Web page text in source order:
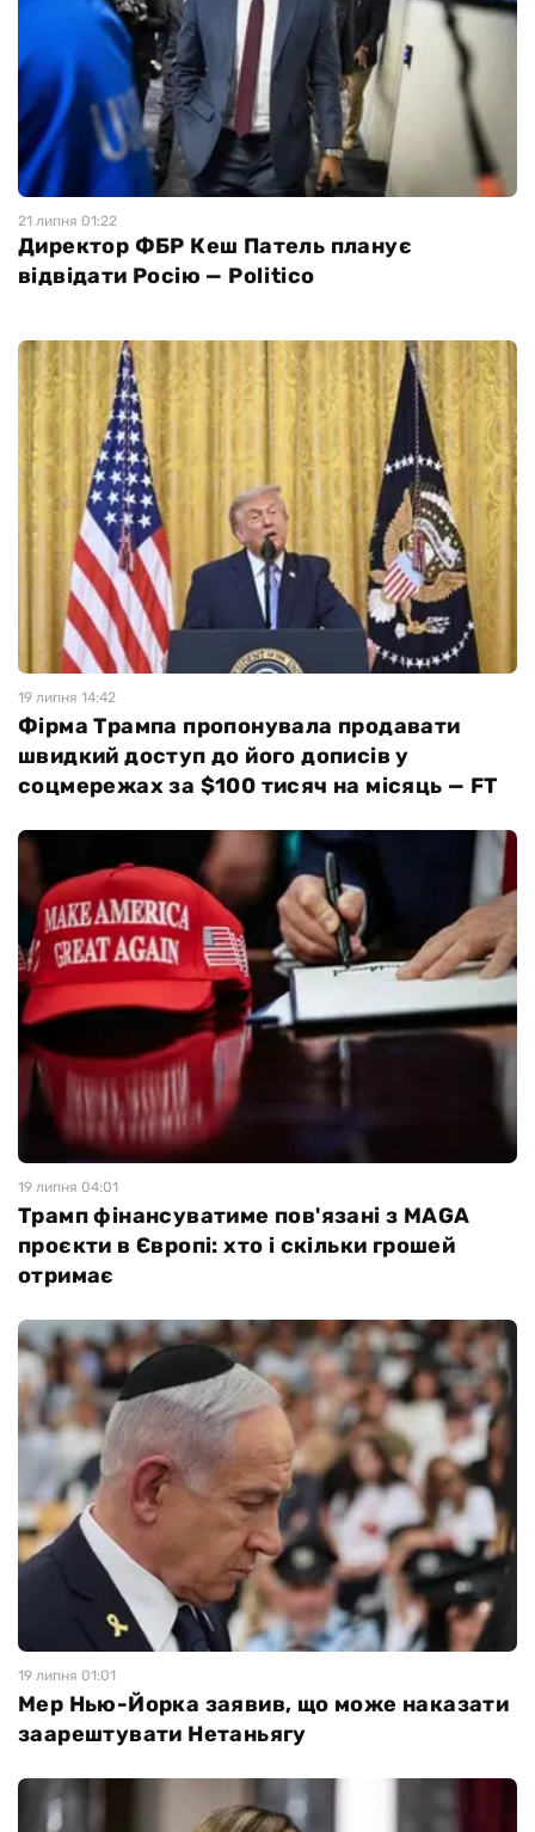
21 липня 01:22
Директор ФБР Кеш Патель планує
відвідати Росію — Politico
19 липня 14:42
Фірма Трампа пропонувала продавати
швидкий доступ до його дописів у
соцмережах за $100 тисяч на місяць — FT
19 липня 04:01
Трамп фінансуватиме пов'язані з MAGA
проєкти в Європі: хто і скільки грошей
отримає
19 липня 01:01
Мер Нью-Йорка заявив, що може наказати
заарештувати Нетаньягу